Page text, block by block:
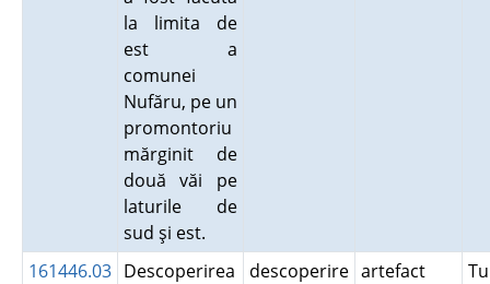
la limita de
est a
comunei
Nufăru, pe un
promontoriu
mărginit de
două văi pe
laturile de
sud şi est.
161446.03 Descoperirea
descoperire artefact